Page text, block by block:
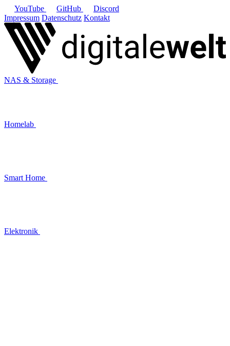
YouTube GitHub
Discord
Impressum Datenschutz Kontakt
NAS & Storage
Homelab
Smart Home
Elektronik